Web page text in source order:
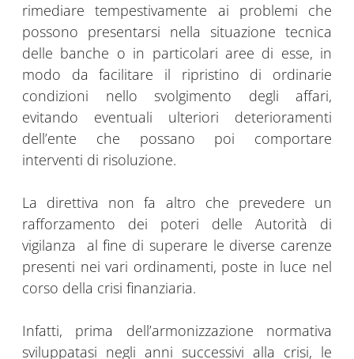
rimediare tempestivamente ai problemi che
possono presentarsi nella situazione tecnica
delle banche o in particolari aree di esse, in
modo da facilitare il ripristino di ordinarie
condizioni nello svolgimento degli affari,
evitando eventuali ulteriori deterioramenti
dell’ente che possano poi comportare
interventi di risoluzione.
La direttiva non fa altro che prevedere un
rafforzamento dei poteri delle Autorità di
vigilanza al fine di superare le diverse carenze
presenti nei vari ordinamenti, poste in luce nel
corso della crisi finanziaria.
Infatti, prima dell’armonizzazione normativa
sviluppatasi negli anni successivi alla crisi, le